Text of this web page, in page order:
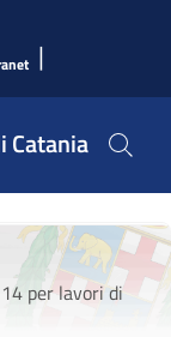
|
Catania
per lavori di